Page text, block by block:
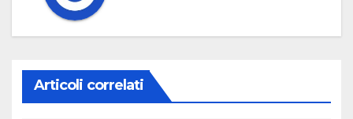
Articoli correlati